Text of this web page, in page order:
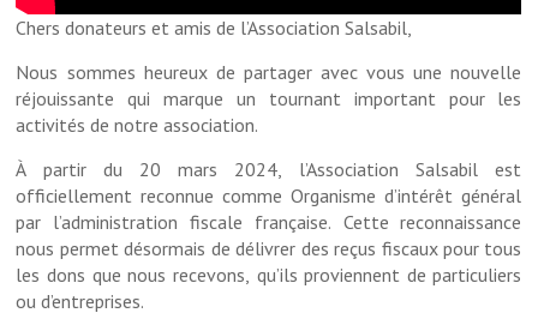
Chers donateurs et amis de l’Association Salsabil,
Nous sommes heureux de partager avec vous une nouvelle
réjouissante qui marque un tournant important pour les
activités de notre association.
À partir du 20 mars 2024, l’Association Salsabil est
officiellement reconnue comme Organisme d’intérêt général
par l’administration fiscale française. Cette reconnaissance
nous permet désormais de délivrer des reçus fiscaux pour tous
les dons que nous recevons, qu’ils proviennent de particuliers
ou d’entreprises.